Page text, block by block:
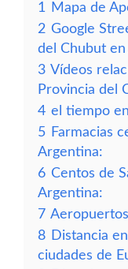
1
Mapa de
2 Google
del Chubut
3 Vídeos
Provincia del
4 el tiempo
5 Farmacias
Argentina:
6 Centos de
Argentina:
7
8 Distancia
ciudades de